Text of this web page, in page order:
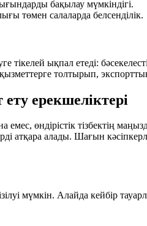
бақылау мүмкіндігі.
төмен салаларда белсенділік.
тікелей ықпал етеді:
толтырып, экспорттық
ерекшеліктері
өндірістік тізбектің
атқара алады. Шағын
мүмкін. Алайда кейбір